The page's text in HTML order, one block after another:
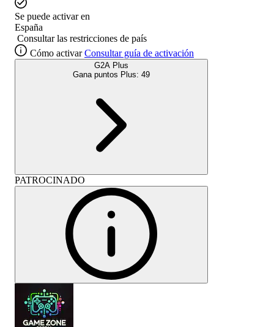
Se puede activar en
España
Consultar las restricciones de país
Cómo activar Consultar guía de activación
G2A Plus
Gana puntos Plus: 49
PATROCINADO